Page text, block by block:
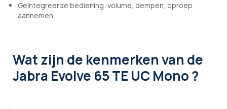
Geïntegreerde bediening: volume, dempen, oproep
aannemen
Wat zijn de kenmerkenvan de
Jabra Evolve 65 TE UC Mono ?